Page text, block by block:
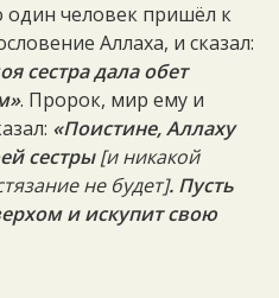
один человек пришёл к
Аллаха, и сказал:
сестра дала обет
. Пророк, мир ему и
«Поистине, Аллаху
сестры[и никакой
не будет]. Пусть
и искупит свою